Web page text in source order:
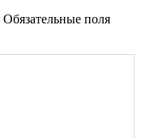
Обязательные поля